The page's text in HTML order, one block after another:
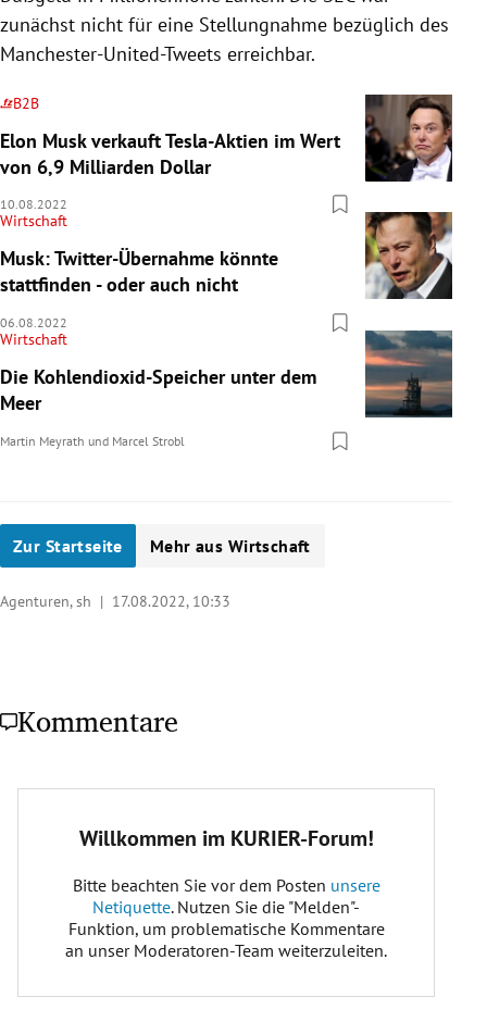
zunächst nicht für eine Stellungnahme bezüglich des
Manchester-United-Tweets erreichbar.
B2B
Elon Musk verkauft Tesla-Aktien im Wert
von 6,9 Milliarden Dollar
10.08.2022
Wirtschaft
Musk: Twitter-Übernahme könnte
stattfinden - oder auch nicht
06.08.2022
Wirtschaft
Die Kohlendioxid-Speicher unter dem
Meer
Martin Meyrath und Marcel Strobl
Zur Startseite Mehr aus Wirtschaft
Agenturen, sh | 17.08.2022, 10:33
Kommentare